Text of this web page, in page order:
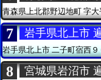
青森県上北郡野辺地町字大
7 岩手県北上市
岩手県北上市二子町宿西９
8 宮城県岩沼市